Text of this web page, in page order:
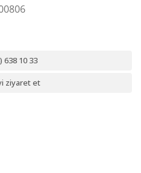
638 10 33
ziyaret et